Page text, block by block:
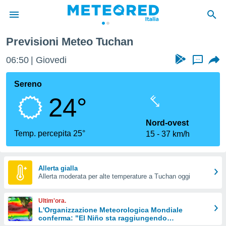
di
per
le
di
Web
le
Previsioni Meteo Tuchan
06:50 Giovedi ...
Sereno
24°
Temp. percepita 25°
Nord-ovest
15
37 km/h
Allerta gialla
Allerta moderata per alte temperature a Tuchan oggi
Ultim'ora.
L'Organizzazione Meteorologica Mondiale
conferma: "El Niño sta raggiungendo